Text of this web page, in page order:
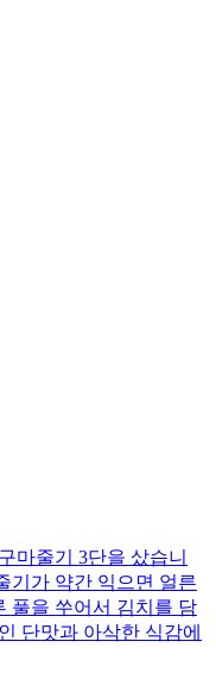
마줄기 3단을 샀습니
기가 약간 익으면 얼른
풀을 쑤어서 김치를 담
단맛과 아삭한 식감에